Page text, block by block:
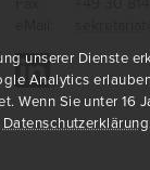
unserer Dienste
Analytics
Wenn Sie unter 16
Datenschutzerklärung